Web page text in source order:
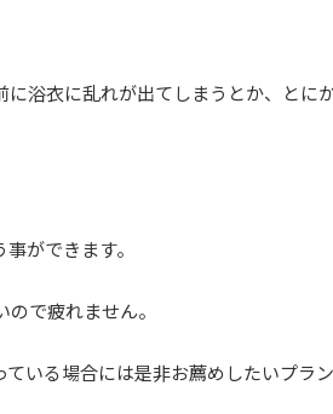
浴衣に乱れが出てしまうとか、とに
ができます。
で疲れません。
いる場合には是非お薦めしたいプラン